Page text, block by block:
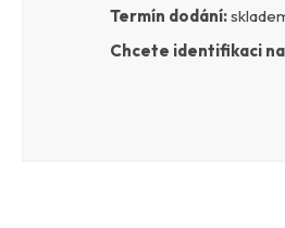
Termín dodání:
Chcete identifikaci